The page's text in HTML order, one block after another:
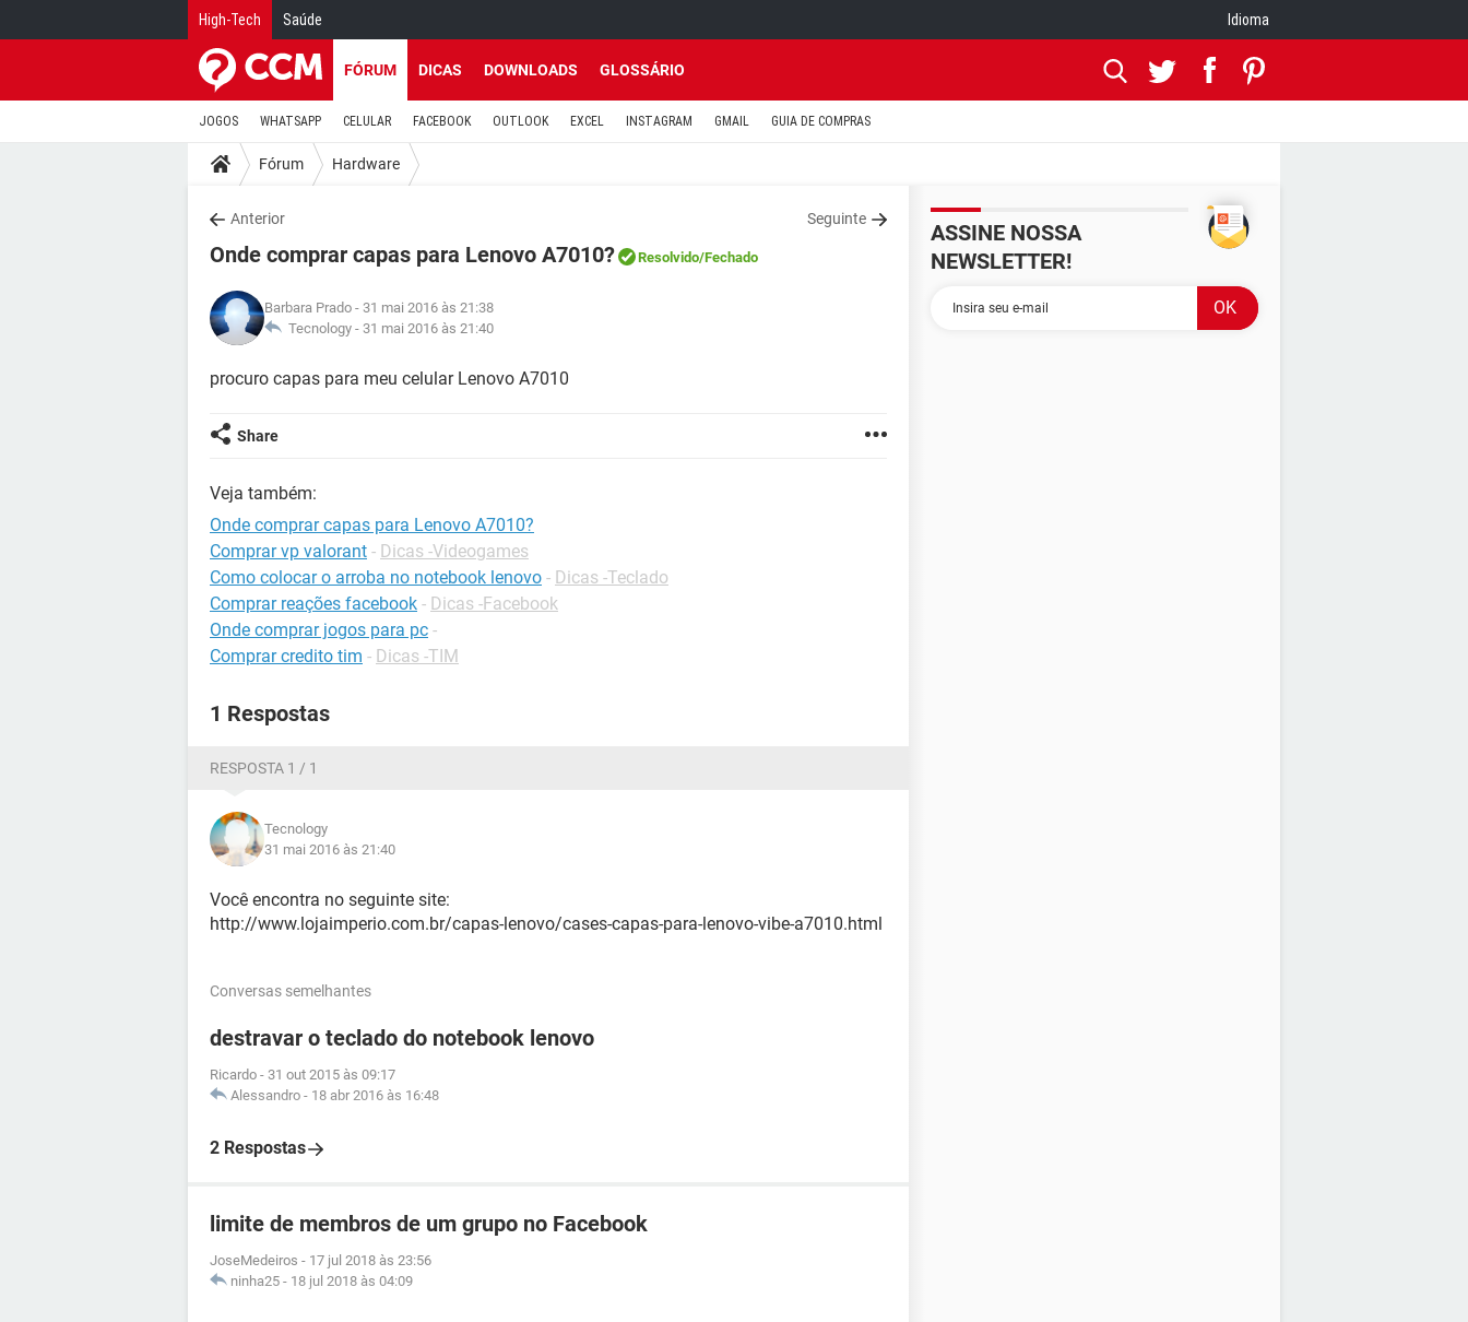
High-Tech Saúde Idioma
FÓRUM DICAS DOWNLOADS GLOSSÁRIO
JOGOS WHATSAPP CELULAR FACEBOOK OUTLOOK EXCEL INSTAGRAM GMAIL GUIA DE COMPRAS
Fórum Hardware
Anterior Seguinte
Onde comprar capas para Lenovo A7010? Resolvido/Fechado
Barbara Prado - 31 mai 2016 às 21:38
Tecnology - 31 mai 2016 às 21:40
procuro capas para meu celular Lenovo A7010
Share
Veja também:
Onde comprar capas para Lenovo A7010?
Comprar vp valorant - Dicas -Videogames
Como colocar o arroba no notebook lenovo - Dicas -Teclado
Comprar reações facebook - Dicas -Facebook
Onde comprar jogos para pc -
Comprar credito tim - Dicas -TIM
1 Respostas
RESPOSTA 1 / 1
Tecnology
31 mai 2016 às 21:40
Você encontra no seguinte site:
http://www.lojaimperio.com.br/capas-lenovo/cases-capas-para-lenovo-vibe-a7010.html
Conversas semelhantes
destravar o teclado do notebook lenovo
Ricardo - 31 out 2015 às 09:17
Alessandro - 18 abr 2016 às 16:48
2 Respostas
limite de membros de um grupo no Facebook
JoseMedeiros - 17 jul 2018 às 23:56
ninha25 - 18 jul 2018 às 04:09
ASSINE NOSSA
NEWSLETTER!